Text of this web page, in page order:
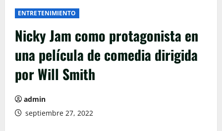
ENTRETENIMIENTO
Nicky Jam como protagonista en
una película de comedia dirigida
por Will Smith
admin
septiembre 27, 2022